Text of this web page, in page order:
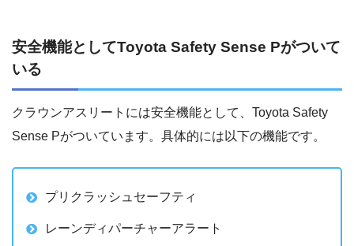
安全機能としてToyota Safety Sense Pがついて
いる
クラウンアスリートには安全機能として、Toyota Safety
Sense Pがついています。具体的には以下の機能です。
プリクラッシュセーフティ
レーンディパーチャーアラート